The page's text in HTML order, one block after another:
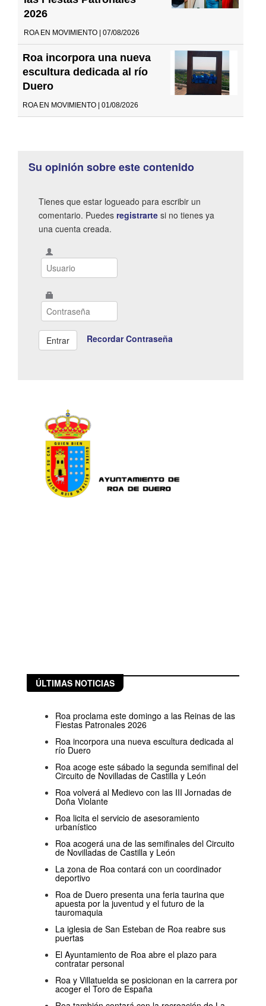
2026
ROA EN MOVIMIENTO | 07/08/2026
Roa incorpora una nueva
escultura dedicada al río
Duero
ROA EN MOVIMIENTO | 01/08/2026
Su opinión sobre este contenido
Tienes que estar logueado para escribir un
comentario. Puedes registrarte si no tienes ya
una cuenta creada.
Recordar Contraseña
ÚLTIMAS NOTICIAS
Roa proclama este domingo a las Reinas de las
Fiestas Patronales 2026
Roa incorpora una nueva escultura dedicada al
río Duero
Roa acoge este sábado la segunda semifinal del
Circuito de Novilladas de Castilla y León
Roa volverá al Medievo con las III Jornadas de
Doña Violante
Roa licita el servicio de asesoramiento
urbanístico
Roa acogerá una de las semifinales del Circuito
de Novilladas de Castilla y León
La zona de Roa contará con un coordinador
deportivo
Roa de Duero presenta una feria taurina que
apuesta por la juventud y el futuro de la
tauromaquia
La iglesia de San Esteban de Roa reabre sus
puertas
El Ayuntamiento de Roa abre el plazo para
contratar personal
Roa y Villatuelda se posicionan en la carrera por
acoger el Toro de España